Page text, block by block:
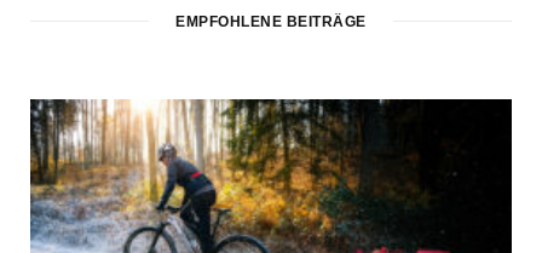
EMPFOHLENE BEITRÄGE